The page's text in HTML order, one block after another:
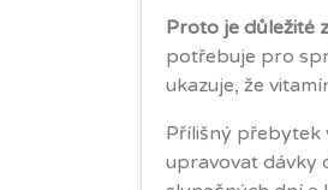
Proto je důležité
potřebuje pro
ukazuje, že
Přílišný přebytek
upravovat dávky